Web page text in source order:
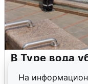
На
В Туре вода